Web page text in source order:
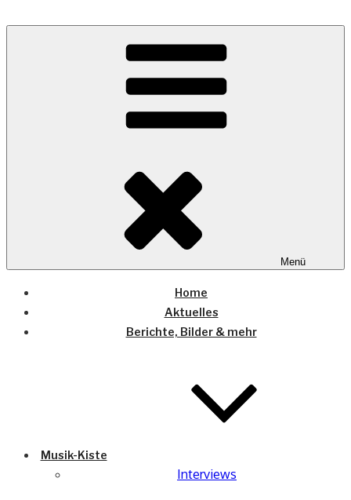
COUNTRYHOME
Wo die (Country-) Musik Zuhause ist
Menü
Home
Aktuelles
Berichte, Bilder & mehr
Musik-Kiste
Interviews